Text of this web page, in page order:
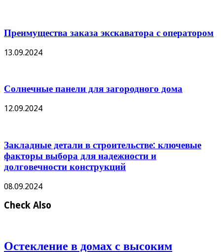
Преимущества заказа экскаватора с оператором
13.09.2024
Солнечные панели для загородного дома
12.09.2024
Закладные детали в строительстве: ключевые
факторы выбора для надежности и
долговечности конструкций
08.09.2024
Check Also
Остекление в домах с высоким